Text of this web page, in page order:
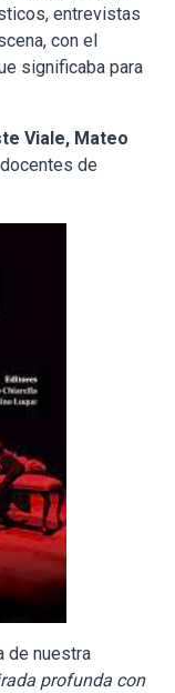
entrevistas
con el
significaba para
Viale, Mateo
de
de nuestra
profunda con